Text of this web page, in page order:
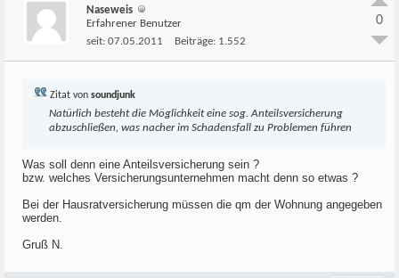
Naseweis
Erfahrener Benutzer
seit: 07.05.2011 Beiträge: 1.552
0
Zitat von soundjunk
Natürlich besteht die Möglichkeit eine sog. Anteilsversicherung
abzuschließen, was nacher im Schadensfall zu Problemen führen
Was soll denn eine Anteilsversicherung sein ?
bzw. welches Versicherungsunternehmen macht denn so etwas ?
Bei der Hausratversicherung müssen die qm der Wohnung angegeben
werden.
Gruß N.